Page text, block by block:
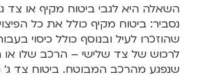
השאלה היא לגבי ביטוח מקיף או צד
נסביר: ביטוח מקיף כולל את כל
שהוזכרו לעיל ובנוסף כולל כיסוי
לרכוש של צד שלישי – הרכב שלו או
שנפגע מהרכב המבוטח. ביטוח צד ג’